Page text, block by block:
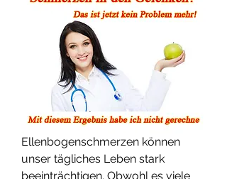
Ellenbogenschmerzen können
unser tägliches Leben stark
beeinträchtigen. Obwohl es viele